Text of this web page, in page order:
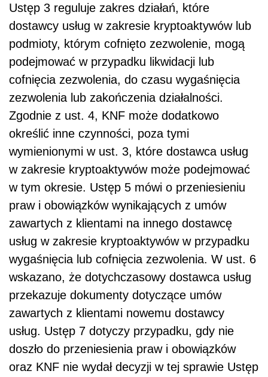
Ustęp 3 reguluje zakres działań, które
dostawcy usług w zakresie kryptoaktywów lub
podmioty, którym cofnięto zezwolenie, mogą
podejmować w przypadku likwidacji lub
cofnięcia zezwolenia, do czasu wygaśnięcia
zezwolenia lub zakończenia działalności.
Zgodnie z ust. 4, KNF może dodatkowo
określić inne czynności, poza tymi
wymienionymi w ust. 3, które dostawca usług
w zakresie kryptoaktywów może podejmować
w tym okresie. Ustęp 5 mówi o przeniesieniu
praw i obowiązków wynikających z umów
zawartych z klientami na innego dostawcę
usług w zakresie kryptoaktywów w przypadku
wygaśnięcia lub cofnięcia zezwolenia. W ust. 6
wskazano, że dotychczasowy dostawca usług
przekazuje dokumenty dotyczące umów
zawartych z klientami nowemu dostawcy
usług. Ustęp 7 dotyczy przypadku, gdy nie
doszło do przeniesienia praw i obowiązków
oraz KNF nie wydał decyzji w tej sprawie Ustęp